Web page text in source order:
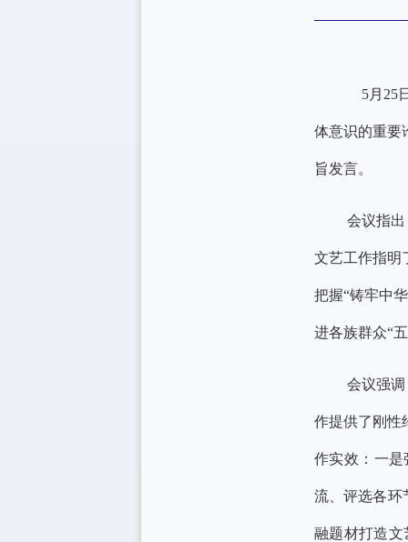
5月25
体意识的重要
旨发言。
会议指
文艺工作指明
把握“铸牢中
进各族群众“
会议强
作提供了刚性
作实效：一
流、评选各环
融题材打造文